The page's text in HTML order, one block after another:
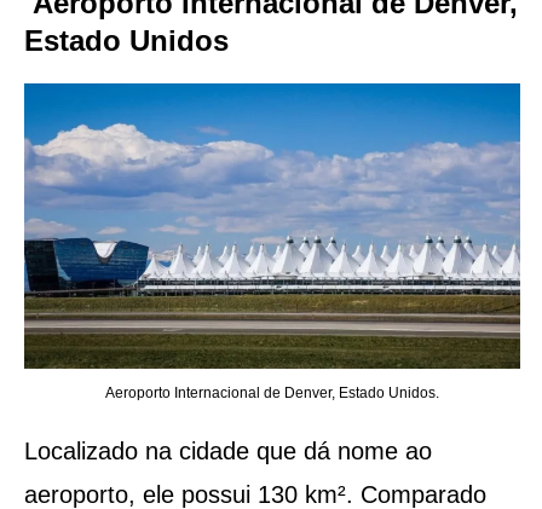
Estado Unidos
Aeroporto Internacional de Denver, Estado Unidos.
Localizado na cidade que dá nome ao
aeroporto, ele possui 130 km². Comparado